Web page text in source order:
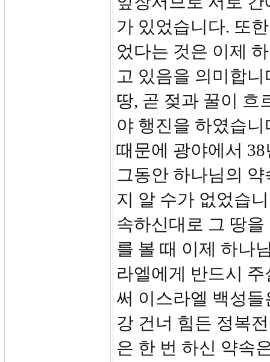
가 있었습니다. 또
었다는 것은 이제
고 있음을 의미합
땅, 곧 젖과 꿀이 흐
야 행진을 하였습
때문에 광야에서
그동안 하나님의
지 알 수가 없었습
속하신대로 그 땅
를 볼 때 이제 하나
라엘에게 반드시
써 이스라엘 백성
강 건너 힘든 정복
은 한 번 하신 약속